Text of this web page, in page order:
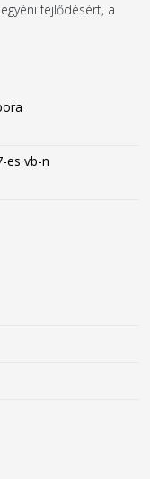
fejlődésért, a
es vb-n